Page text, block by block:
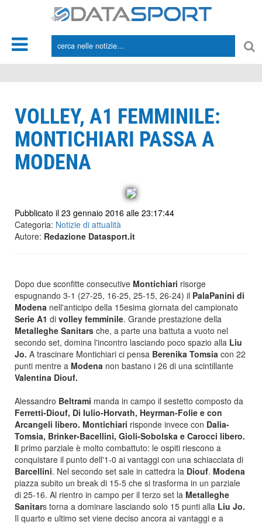
VOLLEY, A1 FEMMINILE:
MONTICHIARI PASSA A
MODENA
Pubblicato il 23 gennaio 2016 alle 23:17:44
Categoria: Notizie di attualità
Autore: Redazione Datasport.it
Dopo due sconfitte consecutive Montichiari risorge
espugnando 3-1 (27-25, 16-25, 25-15, 26-24) il PalaPanini di
Modena nell'anticipo della 15esima giornata del campionato
Serie A1 di volley femminile. Grande prestazione della
Metalleghe Sanitars che, a parte una battuta a vuoto nel
secondo set, domina l'incontro lasciando poco spazio alla Liu
Jo. A trascinare Montichiari ci pensa Berenika Tomsia con 22
punti mentre a Modena non bastano i 26 di una scintillante
Valentina Diouf.
Alessandro Beltrami manda in campo il sestetto composto da
Ferretti-Diouf, Di Iulio-Horvath, Heyrman-Folie e con
Arcangeli libero. Montichiari risponde invece con Dalia-
Tomsia, Brinker-Bacellini, Gioli-Sobolska e Carocci libero.
Il primo parziale è molto combattuto: le ospiti riescono a
conquistare il punto dell'1-0 ai vantaggi con una schiacciata di
Barcellini. Nel secondo set sale in cattedra la Diouf. Modena
piazza subito un break di 15-5 che si trasforma in un parziale
di 25-16. Al rientro in campo per il terzo set la Metalleghe
Sanitars torna a dominare lasciando solo 15 punti alla Liu Jo.
Il quarto e ultimo set viene deciso ancora ai vantaggi e a